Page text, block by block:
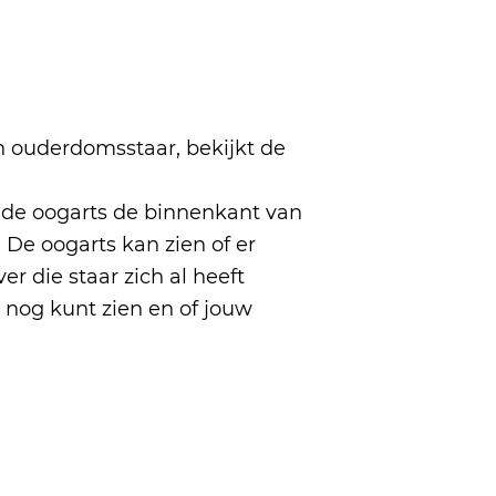
ouderdomsstaar, bekijkt de
oogarts de binnenkant van
oogarts kan zien of er
die staar zich al heeft
kunt zien en of jouw